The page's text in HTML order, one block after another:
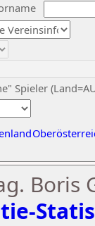
Spieler
Boris